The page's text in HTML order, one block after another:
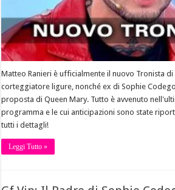
Matteo Ranieri è ufficialmente il nuovo Tronista di
corteggiatore ligure, nonché ex di Sophie
proposta di Queen Mary. Tutto è avvenuto
programma e le cui anticipazioni sono state
tutti i dettagli!
Leggi Tutto »